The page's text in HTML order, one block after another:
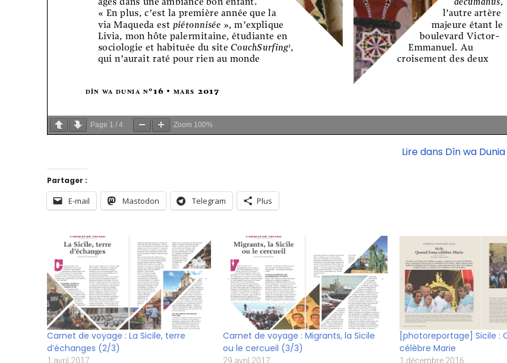
Page 1 / 4 Zoom 100%
Lire dans Dîn wa
Partager :
E-mail Mastodon Telegram Plus
Carnet de voyage : La Sicile, terre
d’échanges (2/3)
1 avril 2017
Carnet de voyage : Migrants, la Sicile
ou le cercueil (3/3)
29 avril 2017
[photoreportage] Sicile :
célèbre Marie
1 décembre 2016